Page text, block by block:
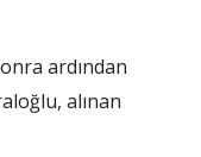
ardından
alınan